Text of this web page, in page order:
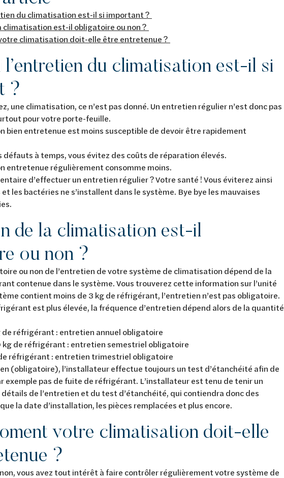
du climatisation est-il si important ?
climatisation est-il obligatoire ou non ?
climatisation doit-elle être entretenue ?
du climatisation est-il si
?
une climatisation, ce n’est pas donné. Un entretien régulier n’est donc pas
pour votre porte-feuille.
bien entretenue est moins susceptible de devoir être rapidement
défauts à temps, vous évitez des coûts de réparation élevés.
entretenue régulièrement consomme moins.
d’effectuer un entretien régulier ? Votre santé ! Vous éviterez ainsi
les bactéries ne s’installent dans le système. Bye bye les mauvaises
de la climatisation est-il
ou non ?
ou non de l’entretien de votre système de climatisation dépend de la
contenue dans le système. Vous trouverez cette information sur l’unité
contient moins de 3 kg de réfrigérant, l’entretien n’est pas obligatoire.
est plus élevée, la fréquence d’entretien dépend alors de la quantité
de réfrigérant : entretien annuel obligatoire
de réfrigérant : entretien semestriel obligatoire
réfrigérant : entretien trimestriel obligatoire
(obligatoire), l’installateur effectue toujours un test d’étanchéité afin de
exemple pas de fuite de réfrigérant. L’installateur est tenu de tenir un
de l’entretien et du test d’étanchéité, qui contiendra donc des
la date d’installation, les pièces remplacées et plus encore.
votre climatisation doit-elle
?
non, vous avez tout intérêt à faire contrôler régulièrement votre système de